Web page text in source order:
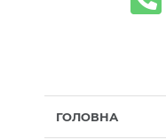
ГОЛОВНА